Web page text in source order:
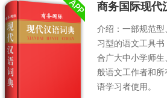
商务国际现代
介绍：一部规范型
习型的语文工具书
合广大中小学师生
般语文工作者和所
语学习者使用。